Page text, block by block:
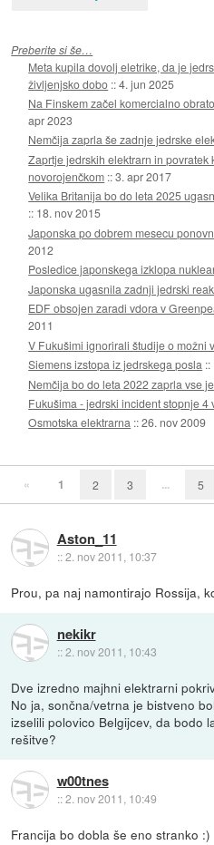
Preberite si še…
Meta kupila dovolj eletrike, da je
življenjsko dobo ::4. jun 2025
Na Finskem začel komercialno
apr 2023
Nemčija zaprla še zadnje jedrske
Zaprtje jedrskih elektrarn in povratek
novorojenčkom ::3. apr 2017
Velika Britanija bo do leta 2025
:: 18. nov 2015
Japonska po dobrem mesecu
2012
Posledice japonskega izklopa
Japonska ugasnila zadnji jedrski
EDF obsojen zaradi vdora v
2011
V Fukušimi ignorirali študije o možni
Siemens izstopa iz jedrskega posla ::
Nemčija bo do leta 2022 zaprla vse
Fukušima - jedrski incident stopnje 4
Osmotska elektrarna ::26. nov 2009
« 1 2 3 ... 5
Aston_11
::2. nov 2011, 10:37
Prou, pa naj namontirajo Rossija,
nekikr
::2. nov 2011, 10:43
Dve izredno majhni elektrarni
No ja, sončna/vetrna je bistveno
izselili polovico Belgijcev, da bodo
rešitve?
w00tnes
::2. nov 2011, 10:49
Francija bo dobla še eno stranko :)